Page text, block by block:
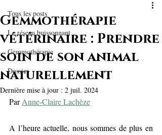
Tous les posts
Le réseau buissonnant
Gemmothérapie
Dossier
Gemmothérapie
vétérinaire : Prendre
soin de son animal
naturellement
Dernière mise à jour : 2 juil. 2024
Par Anne-Claire Lachèze
A l’heure actuelle, nous sommes de plus en